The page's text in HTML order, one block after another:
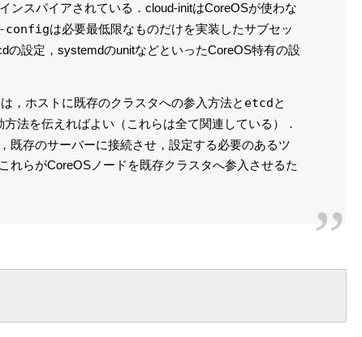
ンスパイアされている．cloud-initはCoreOSが使わな
configは必要最低限なものだけを実装したサブセッ
の設定，systemdのunitなどといったCoreOS特有の設
は，ホストに既存のクラスタへの参入方法と etcdと
法を伝えればよい（これらは全て関連している）．
既存のサーバーに接続させ，設定する必要のあるツ
れらがCoreOSノードを既存クラスタへ参入させるた